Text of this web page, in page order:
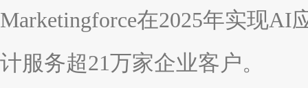
Marketingforce在2025年实现AI
计服务超21万家企业客户。